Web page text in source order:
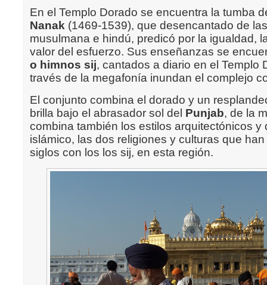
En el Templo Dorado se encuentra la tumba
Nanak (1469-1539), que desencantado de
musulmana e hindú, predicó por la igualdad,
valor del esfuerzo. Sus enseñanzas se
o himnos sij, cantados a diario en el Templo
través de la megafonía inundan el complejo
El conjunto combina el dorado y un
brilla bajo el abrasador sol del Punjab, de la
combina también los estilos arquitectónicos y
islámico, las dos religiones y culturas que
siglos con los los sij, en esta región.